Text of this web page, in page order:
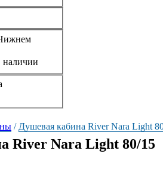
/Душевая кабина River Nara Light
River Nara Light 80/15